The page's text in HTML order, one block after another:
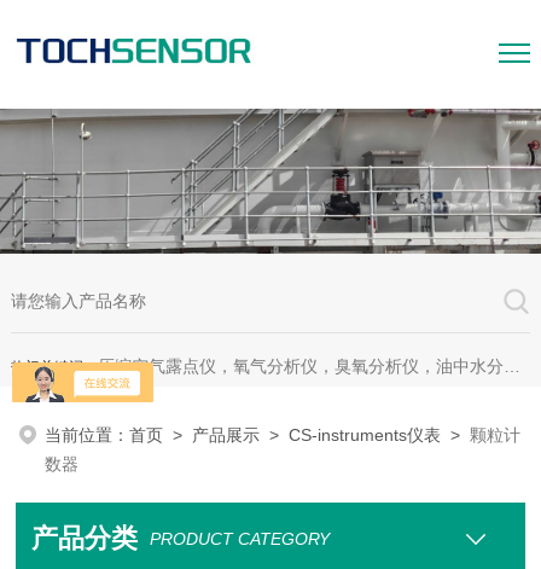
热门关键词：压缩空气露点仪，氧气分析仪，臭氧分析仪，油中水分析仪，超声波测漏仪。
当前位置：首页 > 产品展示 >CS-instruments仪表 >颗粒计
数器
产品分类 PRODUCT CATEGORY